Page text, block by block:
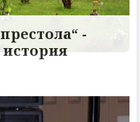
-
история